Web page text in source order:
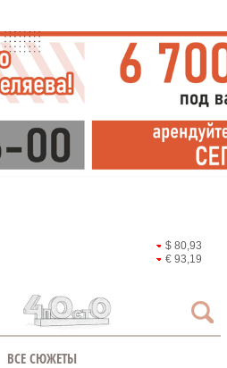
$ 80,93
€ 93,19
ВСЕ СЮЖЕТЫ